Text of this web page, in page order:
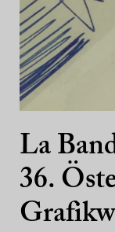
La
36.